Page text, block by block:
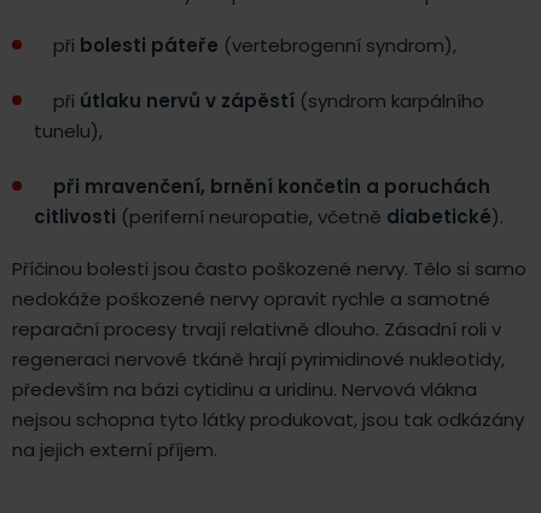
při bolesti páteře (vertebrogenní syndrom),
při útlaku nervů v zápěstí (syndrom karpálního
tunelu),
při mravenčení, brnění končetin a poruchách
citlivosti (periferní neuropatie, včetně diabetické).
Příčinou bolesti jsou často poškozené nervy. Tělo si samo
nedokáže poškozené nervy opravit rychle a samotné
reparační procesy trvají relativně dlouho. Zásadní roli v
regeneraci nervové tkáně hrají pyrimidinové nukleotidy,
především na bázi cytidinu a uridinu. Nervová vlákna
nejsou schopna tyto látky produkovat, jsou tak odkázány
na jejich externí příjem.